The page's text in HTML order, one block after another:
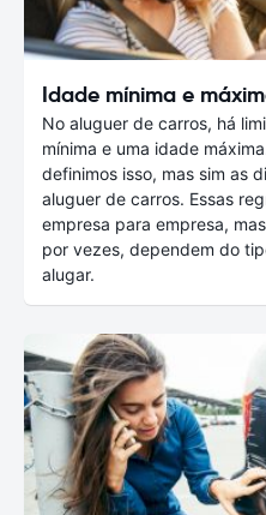
Idade mínima e
No aluguer de carros, há
mínima e uma idade
definimos isso, mas sim as
aluguer de carros. Essas
empresa para empresa,
por vezes, dependem do
alugar.